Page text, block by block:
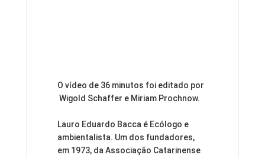
O vídeo de 36 minutos foi editado por
Wigold Schaffer e Miriam Prochnow.
Lauro Eduardo Bacca é Ecólogo e
ambientalista. Um dos fundadores,
em 1973, da Associação Catarinense